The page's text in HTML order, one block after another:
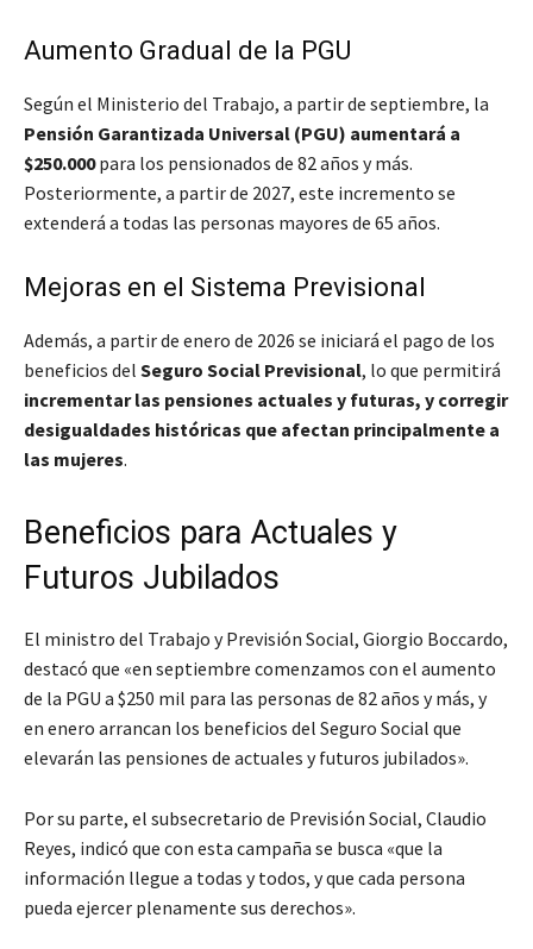
Aumento Gradual de la PGU
Según el Ministerio del Trabajo, a partir de septiembre, la
Pensión Garantizada Universal (PGU) aumentará a
$250.000para los pensionados de 82 años y más.
Posteriormente, a partir de 2027, este incremento se
extenderá a todas las personas mayores de 65 años.
Mejoras en el Sistema Previsional
Además, a partir de enero de 2026 se iniciará el pago de los
beneficios del Seguro Social Previsional, lo que permitirá
incrementar las pensiones actuales y futuras, y corregir
desigualdades históricas que afectan principalmente a
las mujeres.
Beneficios para Actuales y
Futuros Jubilados
El ministro del Trabajo y Previsión Social, Giorgio Boccardo,
destacó que «en septiembre comenzamos con el aumento
de la PGU a $250 mil para las personas de 82 años y más, y
en enero arrancan los beneficios del Seguro Social que
elevarán las pensiones de actuales y futuros jubilados».
Por su parte, el subsecretario de Previsión Social, Claudio
Reyes, indicó que con esta campaña se busca «que la
información llegue a todas y todos, y que cada persona
pueda ejercer plenamente sus derechos».